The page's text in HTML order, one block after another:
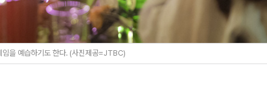
을 예습하기도 한다. (사진제공=JTBC)